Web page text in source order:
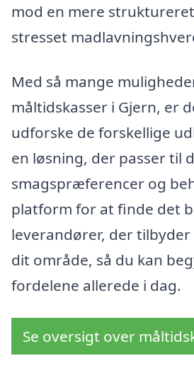
mod en mere
stresset
Med så mange
måltidskasser i Gjern, er
udforske de forskellige
en løsning, der passer til
smagspræferencer og
platform for at finde det
leverandører, der tilbyder
dit område, så du kan
fordelene allerede i dag.
Se oversigt over